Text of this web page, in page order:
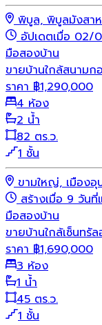
พิบูล, พิบูลมังสาห
อัปเดตเมื่อ 02/
มือสองบ้าน
ขายบ้านใกล้สนาม
ราคา ฿1,290,000
4 ห้อง
2 น้ำ
82 ตร.ว.
1 ชั้น
ขามใหญ่, เมืองอุ
สร้างเมื่อ 9 วันที่
มือสองบ้าน
ขายบ้านใกล้เซ็นทรั
ราคา ฿1,690,000
3 ห้อง
1 น้ำ
45 ตร.ว.
1 ชั้น